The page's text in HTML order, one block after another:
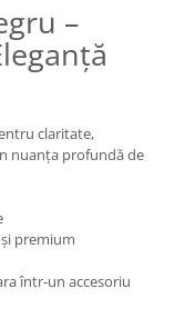
–
claritate,
nuanța profundă de
premium
într-un accesoriu